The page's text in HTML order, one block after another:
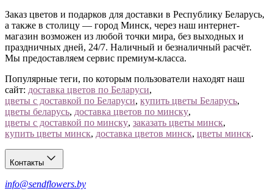
Заказ цветов и подарков для доставки в Республику Беларусь,
а также в столицу — город Минск, через наш интернет-
магазин возможен из любой точки мира, без выходных и
праздничных дней, 24/7. Наличный и безналичный расчёт.
Мы предоставляем сервис премиум-класса.
Популярные теги, по которым пользователи находят наш
сайт: доставка цветов по Беларуси,
цветы с доставкой по Беларуси, купить цветы Беларусь,
цветы беларусь, доставка цветов по минску,
цветы с доставкой по минску, заказать цветы минск,
купить цветы минск, доставка цветов минск, цветы минск.
Контакты
info@sendflowers.by